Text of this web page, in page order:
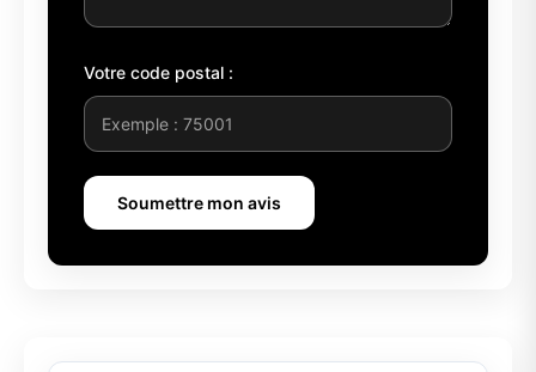
Votre code postal :
Soumettre mon avis